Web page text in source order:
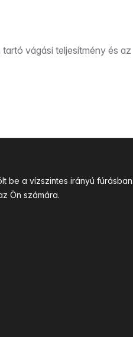
vágási teljesítmény és az
a vízszintes irányú
Ön számára.